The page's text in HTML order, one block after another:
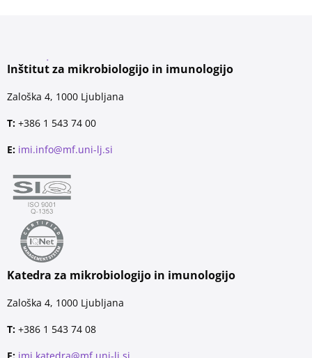
Inštitut za mikrobiologijo in imunologijo
Zaloška 4, 1000 Ljubljana
T: +386 1 543 74 00
E: imi.info@mf.uni-lj.si
Katedra za mikrobiologijo in imunologijo
Zaloška 4, 1000 Ljubljana
T: +386 1 543 74 08